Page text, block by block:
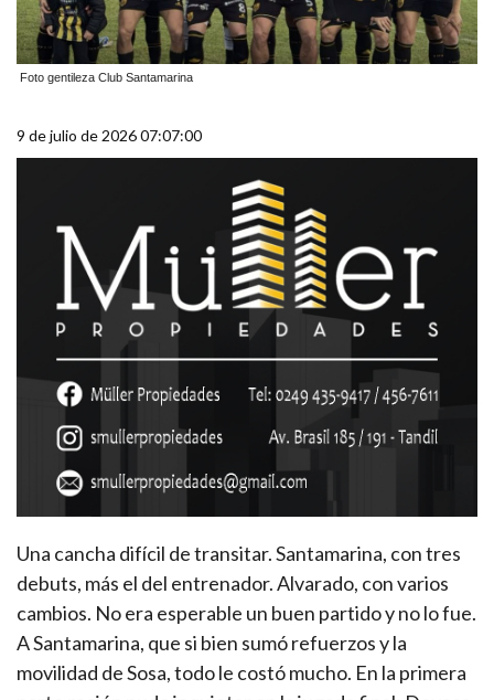
Foto gentileza Club Santamarina
9 de julio de 2026 07:07:00
Una cancha difícil de transitar. Santamarina, con tres
debuts, más el del entrenador. Alvarado, con varios
cambios. No era esperable un buen partido y no lo fue.
A Santamarina, que si bien sumó refuerzos y la
movilidad de Sosa, todo le costó mucho. En la primera